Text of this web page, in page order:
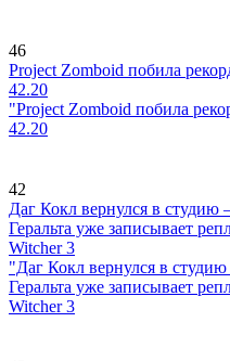
46
Project Zomboid побила
42.20
"Project Zomboid побила
42.20
42
Даг Кокл вернулся в
Геральта уже записывает
Witcher 3
"Даг Кокл вернулся в
Геральта уже записывает
Witcher 3